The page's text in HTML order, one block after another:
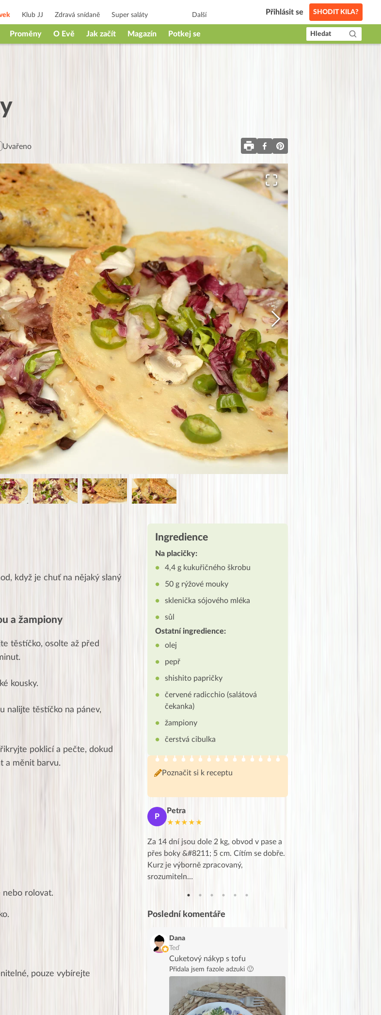
Klub JJ Zdravá snídaně Super saláty Další Přihlásit se SHODIT KILA?
Proměny O Evě Jak začít Magazín Potkej se Hledat
Uvařeno
když je chuť na nějaký slaný
a žampiony
těstíčko, osolte až před
kousky.
nalijte těstíčko na pánev,
poklicí a pečte, dokud
a měnit barvu.
nebo rolovat.
pouze vybírejte
Ingredience
Na placičky:
4,4 g kukuřičného škrobu
50 g rýžové mouky
sklenička sójového mléka
sůl
Ostatní ingredience:
olej
pepř
shishito papričky
červené radicchio (salátová
čekanka)
žampiony
čerstvá cibulka
Poznačit si k receptu
P
Petra
★★★★★
Za 14 dní jsou dole 2 kg, obvod v pase a
přes boky &#8211; 5 cm. Cítím se dobře.
Kurz je výborně zpracovaný,
srozumiteln…
Poslední komentáře
Dana
Teď
Cuketový nákyp s tofu
Přidala jsem fazole adzuki 🙂